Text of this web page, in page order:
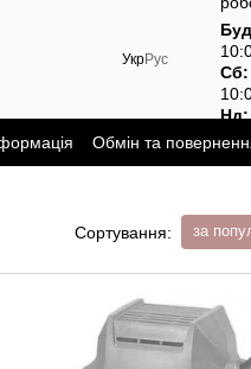
УкрРус
Сб:
Нд:
Обмін та
Сортування: за